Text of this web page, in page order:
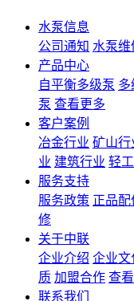
水泵信息
公司通知 水泵维
产品中心
自平衡多级泵 多
泵 查看更多
客户案例
冶金行业 矿山行
业 建筑行业 轻
服务支持
服务政策 正品配
修
关于中联
企业介绍 企业文
质 加盟合作 查
联系我们